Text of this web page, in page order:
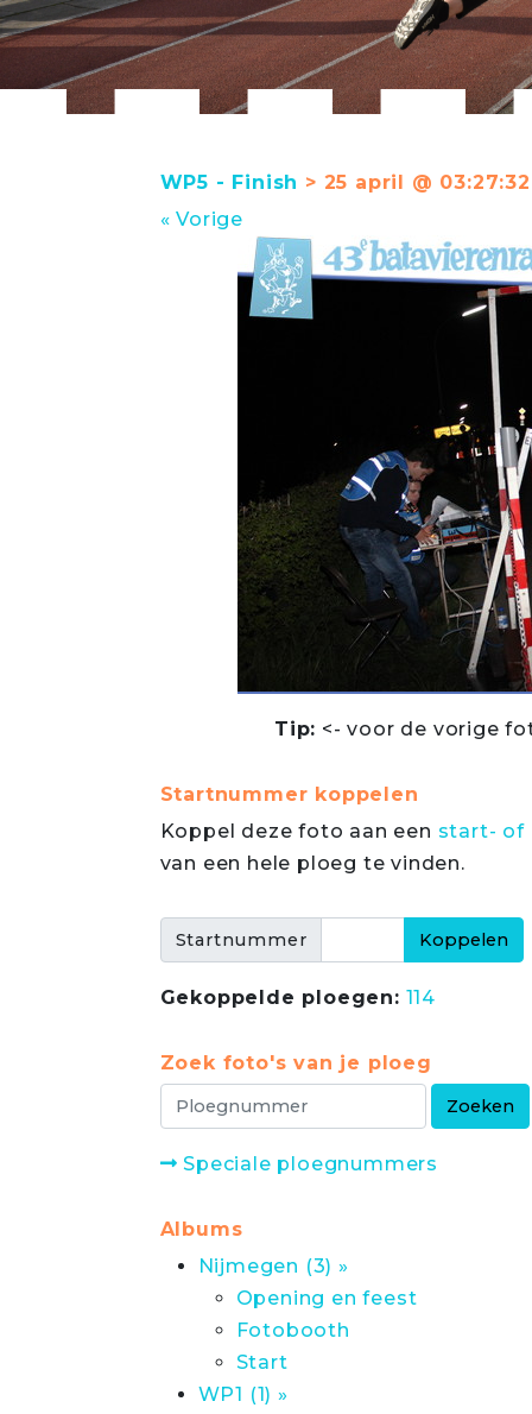
WP5 - Finish > 25 april @ 03:27:32
« Vorige
Tip: <- voor de vorige
Startnummer koppelen
Koppel deze foto aan een start- of
van een hele ploeg te vinden.
Startnummer
Gekoppelde ploegen: 114
Zoek foto's van je ploeg
Speciale ploegnummers
Albums
Nijmegen (3) »
Opening en feest
Fotobooth
Start
WP1 (1) »